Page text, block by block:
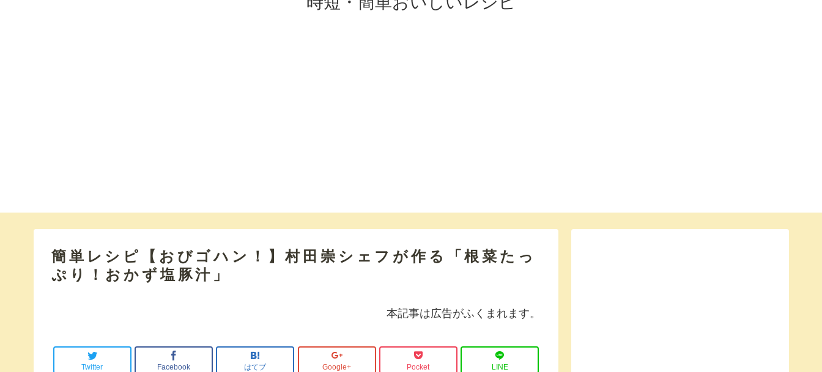
簡単レシピ【おびゴハン！】村田崇シェフが作る「根菜たっ
ぷり！おかず塩豚汁」
本記事は広告がふくまれます。
Twitter Facebook はてブ Google+ Pocket LINE